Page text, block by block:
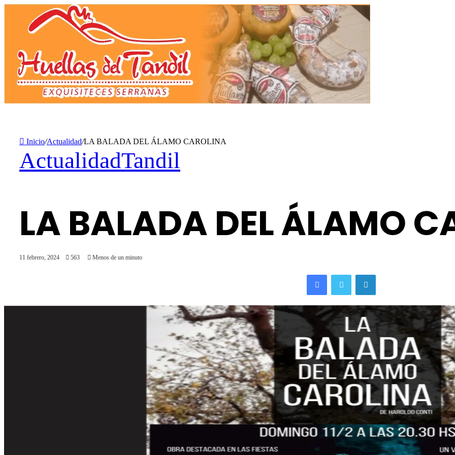
Inicio/Actualidad/LA BALADA DEL ÁLAMO CAROLINA
ActualidadTandil
LA BALADA DEL ÁLAMO
11 febrero, 2024 563 Menos de un minuto